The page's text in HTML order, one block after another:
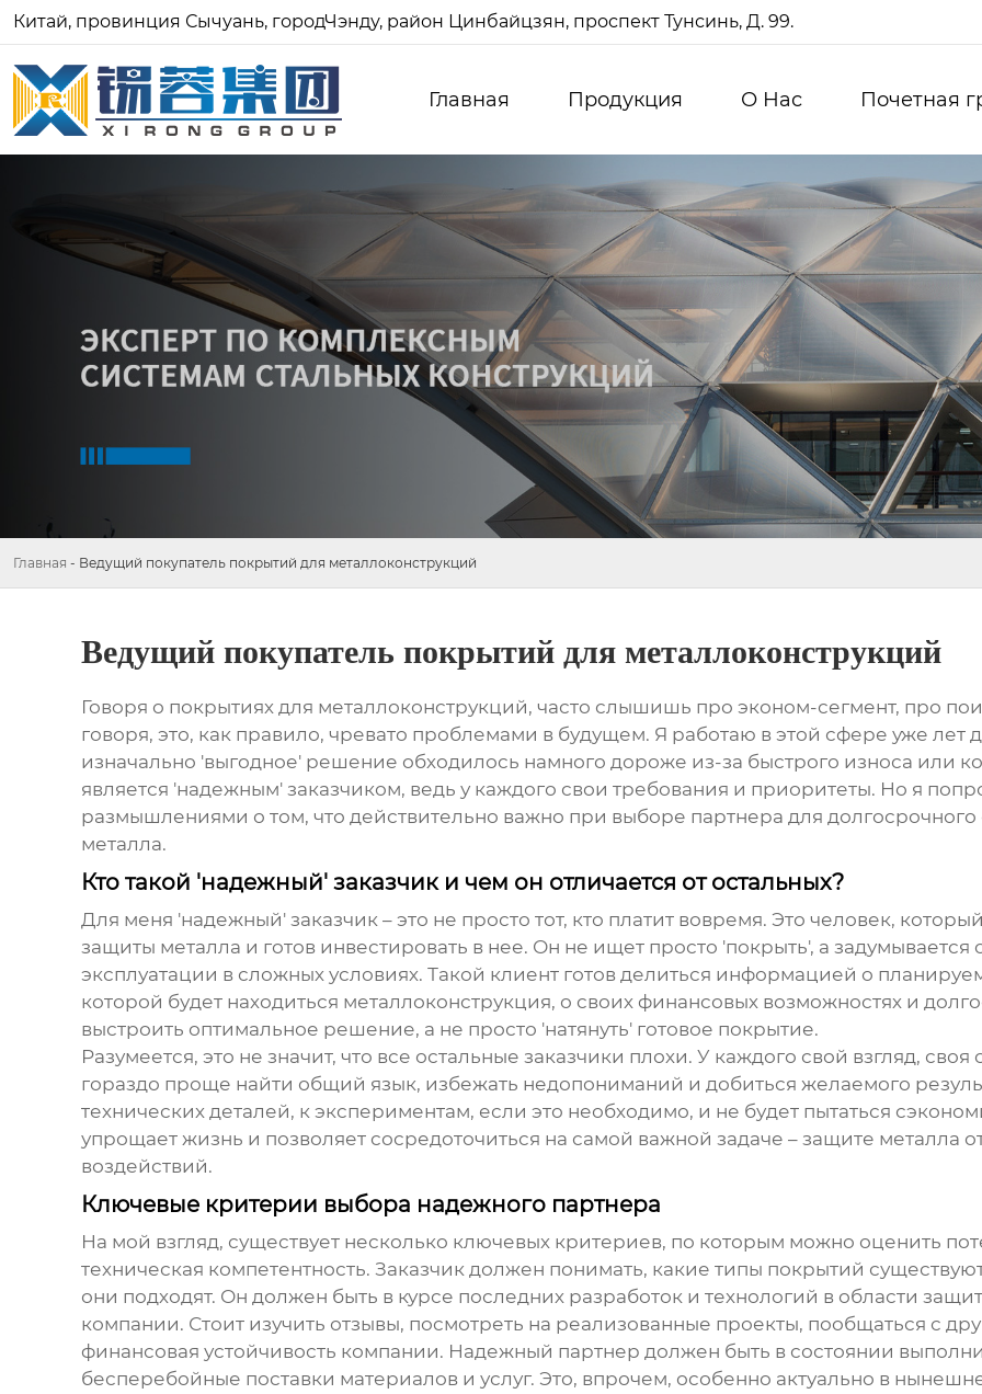
Китай, провинция Сычуань, городЧэнду, район Цинбайцзян, проспект Тунсинь, Д. 99.
Главная Продукция О Нас Почетная
Главная - Ведущий покупатель покрытий для металлоконструкций
Ведущий покупатель покрытий для металлоконструкций
Говоря о покрытиях для металлоконструкций, часто слышишь про эконом-сегмент, про
говоря, это, как правило, чревато проблемами в будущем. Я работаю в этой сфере уже лет
изначально 'выгодное' решение обходилось намного дороже из-за быстрого износа или
является 'надежным' заказчиком, ведь у каждого свои требования и приоритеты. Но я
размышлениями о том, что действительно важно при выборе партнера для долгосрочного
металла.
Кто такой 'надежный' заказчик и чем он отличается от остальных?
Для меня 'надежный' заказчик – это не просто тот, кто платит вовремя. Это человек,
защиты металла и готов инвестировать в нее. Он не ищет просто 'покрыть', а задумывается
эксплуатации в сложных условиях. Такой клиент готов делиться информацией о
которой будет находиться металлоконструкция, о своих финансовых возможностях и
выстроить оптимальное решение, а не просто 'натянуть' готовое покрытие.
Разумеется, это не значит, что все остальные заказчики плохи. У каждого свой взгляд,
гораздо проще найти общий язык, избежать недопониманий и добиться желаемого
технических деталей, к экспериментам, если это необходимо, и не будет пытаться
упрощает жизнь и позволяет сосредоточиться на самой важной задаче – защите металла
воздействий.
Ключевые критерии выбора надежного партнера
На мой взгляд, существует несколько ключевых критериев, по которым можно оценить
техническая компетентность. Заказчик должен понимать, какие типы покрытий
они подходят. Он должен быть в курсе последних разработок и технологий в области
компании. Стоит изучить отзывы, посмотреть на реализованные проекты, пообщаться с
финансовая устойчивость компании. Надежный партнер должен быть в состоянии
бесперебойные поставки материалов и услуг. Это, впрочем, особенно актуально в